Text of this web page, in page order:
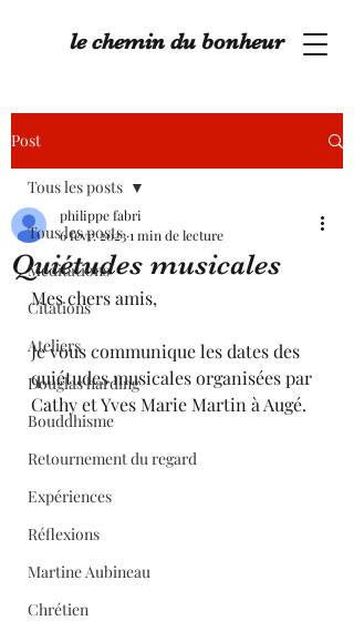
le chemin du bonheur
Post
Tous les posts
Méditations
Citations
Ateliers
Douglas harding
Bouddhisme
Retournement du regard
Expériences
Réflexions
Martine Aubineau
Chrétien
Tous les posts
Quiétudes musicales
philippe fabri
6 févr. 20231 min de lecture
Mes chers amis,
Je vous communique les dates des
quiétudes musicales organisées par
Cathy et Yves Marie Martin à Augé.